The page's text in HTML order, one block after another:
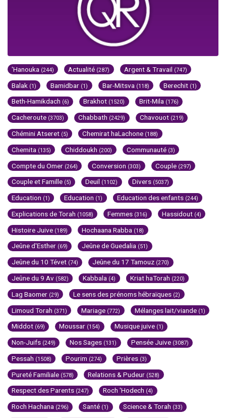
'Hanouka (244) Actualité (287) Argent & Travail (747)
Balak (1) Bamidbar (1) Bar-Mitsva (118) Berechit (1)
Beth-Hamikdach (6) Brakhot (1520) Brit-Mila (176)
Cacheroute (3703) Chabbath (2429) Chavouot (219)
Chémini Atseret (5) Chemirat haLachone (188)
Chemita (135) Chiddoukh (200) Communauté (3)
Compte du Omer (264) Conversion (303) Couple (297)
Couple et Famille (5) Deuil (1102) Divers (5037)
Education (1) Education (1) Education des enfants (244)
Explications de Torah (1058) Femmes (316) Hassidout (4)
Histoire Juive (189) Hochaana Rabba (18)
Jeûne d'Esther (69) Jeûne de Guedalia (51)
Jeûne du 10 Tévet (74) Jeûne du 17 Tamouz (270)
Jeûne du 9 Av (582) Kabbala (4) Kriat haTorah (220)
Lag Baomer (29) Le sens des prénoms hébraïques (2)
Limoud Torah (371) Mariage (772) Mélanges lait/viande (1)
Middot (69) Moussar (154) Musique juive (1)
Non-Juifs (249) Nos Sages (131) Pensée Juive (3087)
Pessah (1508) Pourim (274) Prières (3)
Pureté Familiale (578) Relations & Pudeur (528)
Respect des Parents (247) Roch 'Hodech (4)
Roch Hachana (296) Santé (1) Science & Torah (33)